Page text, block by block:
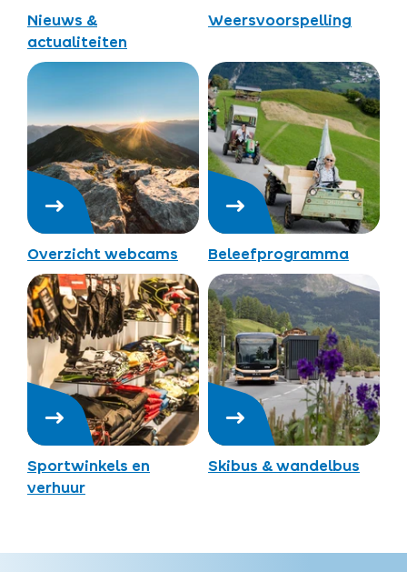
Nieuws &
actualiteiten
Weersvoorspelling
Overzicht webcams Beleefprogramma
Sportwinkels en
verhuur
Skibus & wandelbus